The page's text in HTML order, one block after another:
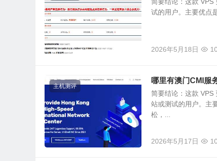
试的用户。主要优点
2026年5月18日
主机测评
哪里有澳门CMI服
简要结论：这款 VPS
站或测试的用户。主
松，...
2026年5月17日